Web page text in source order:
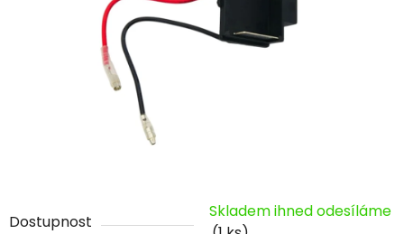
Dostupnost
Skladem ihned odesíláme